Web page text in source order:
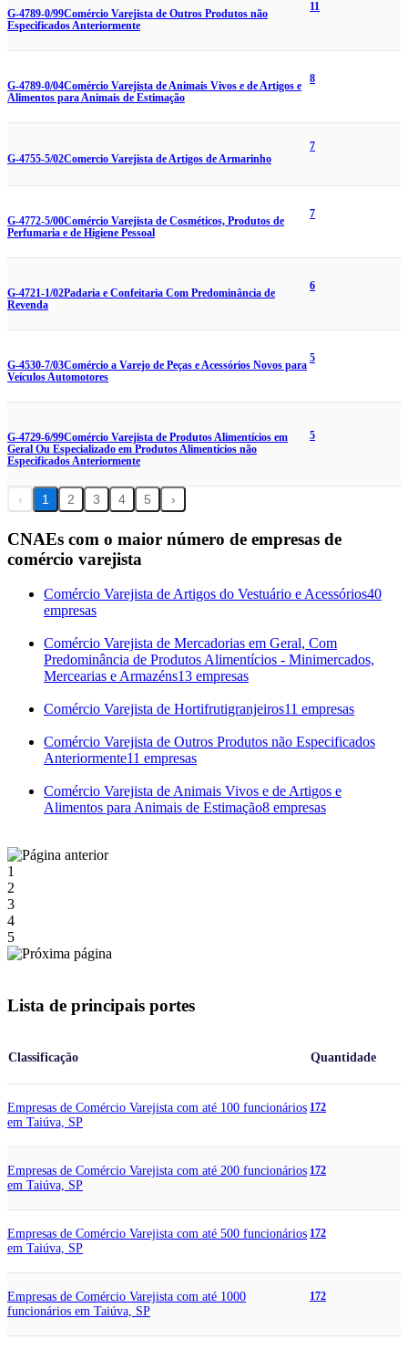
G-4789-0/99Comércio Varejista de Outros Produtos não
Especificados Anteriormente
11
G-4789-0/04Comércio Varejista de Animais Vivos e de Artigos e
Alimentos para Animais de Estimação
8
G-4755-5/02Comercio Varejista de Artigos de Armarinho
7
G-4772-5/00Comércio Varejista de Cosméticos, Produtos de
Perfumaria e de Higiene Pessoal
7
G-4721-1/02Padaria e Confeitaria Com Predominância de
Revenda
6
G-4530-7/03Comércio a Varejo de Peças e Acessórios Novos para
Veículos Automotores
5
G-4729-6/99Comércio Varejista de Produtos Alimentícios em
Geral Ou Especializado em Produtos Alimentícios não
Especificados Anteriormente
5
‹ 1 2 3 4 5 ›
CNAEs com o maior número de empresas de
comércio varejista
Comércio Varejista de Artigos do Vestuário e Acessórios40
empresas
Comércio Varejista de Mercadorias em Geral, Com
Predominância de Produtos Alimentícios - Minimercados,
Mercearias e Armazéns13 empresas
Comércio Varejista de Hortifrutigranjeiros11 empresas
Comércio Varejista de Outros Produtos não Especificados
Anteriormente11 empresas
Comércio Varejista de Animais Vivos e de Artigos e
Alimentos para Animais de Estimação8 empresas
1
2
3
4
5
Lista de principais portes
Classificação Quantidade
Empresas de Comércio Varejista com até 100 funcionários
em Taiúva, SP
172
Empresas de Comércio Varejista com até 200 funcionários
em Taiúva, SP
172
Empresas de Comércio Varejista com até 500 funcionários
em Taiúva, SP
172
Empresas de Comércio Varejista com até 1000
funcionários em Taiúva, SP
172